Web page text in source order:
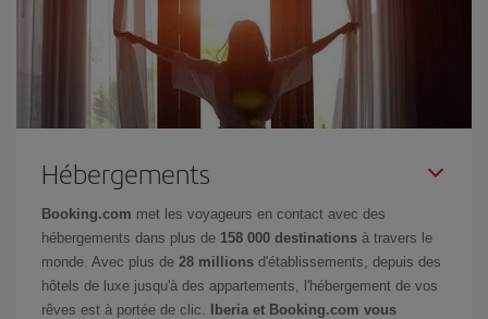
Hébergements
Booking.com met les voyageurs en contact avec des
hébergements dans plus de 158 000 destinations à travers le
monde. Avec plus de 28 millions d'établissements, depuis des
hôtels de luxe jusqu'à des appartements, l'hébergement de vos
rêves est à portée de clic.
Iberia et Booking.com vous